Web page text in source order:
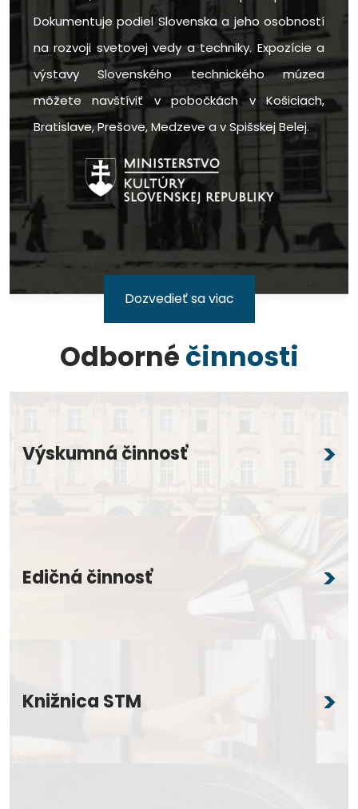
Dokumentuje podiel Slovenska a jeho osobností
na rozvoji svetovej vedy a techniky. Expozície a
výstavy Slovenského technického múzea
môžete navštíviť v pobočkách v Košiciach,
Bratislave, Prešove, Medzeve a v Spišskej Belej.
Dozvedieť sa viac
Odbornéčinnosti
Výskumná činnosť
Edičná činnosť
Knižnica STM